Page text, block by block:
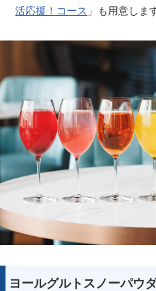
活応援！コース 」も用意しま
ヨールグルトスノーパウ